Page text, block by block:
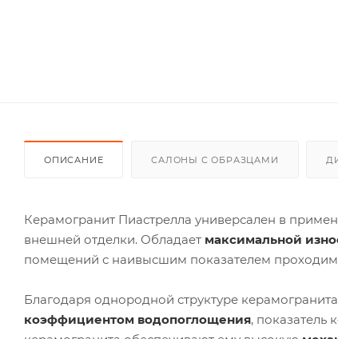
ОПИСАНИЕ САЛОНЫ С ОБРАЗЦАМИ
Керамогранит Пиастрелла универсален в
внешней отделки. Обладает максимальной
помещений с наивысшим показателем
Благодаря однородной структуре
коэффициентом водопоглощения, показатель